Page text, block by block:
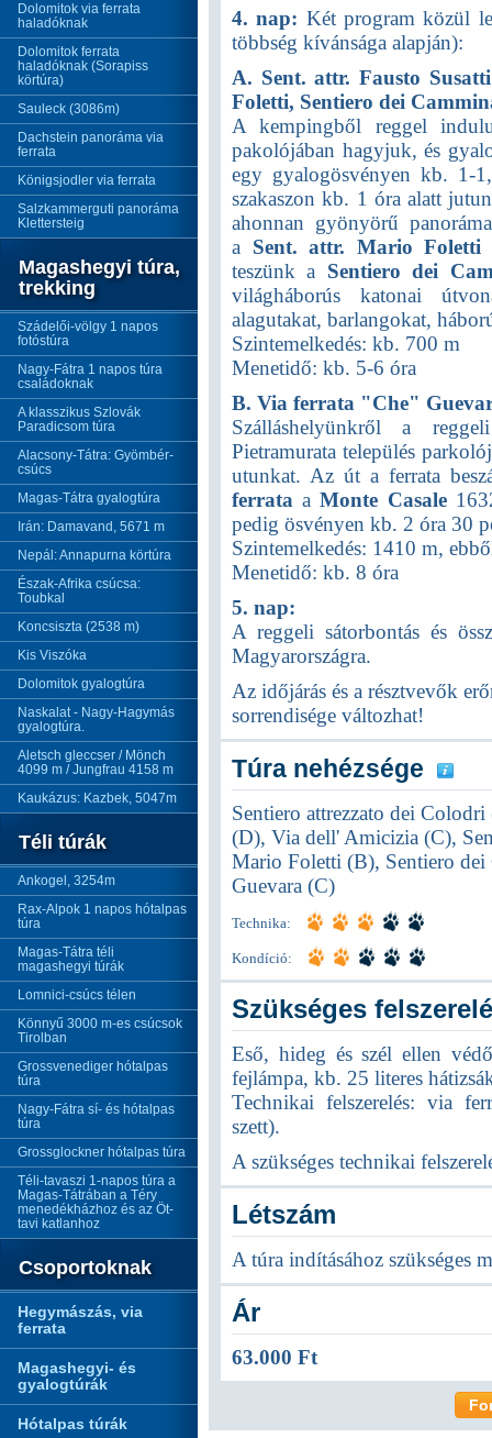
Dolomitok via ferrata
haladóknak
Dolomitok ferrata
haladóknak (Sorapiss
körtúra)
Sauleck (3086m)
Dachstein panoráma via
ferrata
Königsjodler via ferrata
Salzkammerguti panoráma
Klettersteig
Magashegyi túra,
trekking
Szádelői-völgy 1 napos
fotóstúra
Nagy-Fátra 1 napos túra
családoknak
A klasszikus Szlovák
Paradicsom túra
Alacsony-Tátra: Gyömbér-
csúcs
Magas-Tátra gyalogtúra
Irán: Damavand, 5671 m
Nepál: Annapurna körtúra
Észak-Afrika csúcsa:
Toubkal
Koncsiszta (2538 m)
Kis Viszóka
Dolomitok gyalogtúra
Naskalat - Nagy-Hagymás
gyalogtúra.
Aletsch gleccser / Mönch
4099 m / Jungfrau 4158 m
Kaukázus: Kazbek, 5047m
Téli túrák
Ankogel, 3254m
Rax-Alpok 1 napos hótalpas
túra
Magas-Tátra téli
magashegyi túrák
Lomnici-csúcs télen
Könnyű 3000 m-es csúcsok
Tirolban
Grossvenediger hótalpas
túra
Nagy-Fátra sí- és hótalpas
túra
Grossglockner hótalpas túra
Téli-tavaszi 1-napos túra a
Magas-Tátrában a Téry
menedékházhoz és az Öt-
tavi katlanhoz
Csoportoknak
Hegymászás, via
ferrata
Magashegyi- és
gyalogtúrák
Hótalpas túrák
4. nap: Két program közül
többség kívánsága alapján):
A. Sent. attr. Fausto
Foletti, Sentiero dei
A kempingből reggel
pakolójában hagyjuk, és
egy gyalogösvényen kb. 1-
szakaszon kb. 1 óra alatt
ahonnan gyönyörű
a Sent. attr. Mario Foletti
teszünk a Sentiero dei
világháborús katonai
alagutakat, barlangokat,
Szintemelkedés: kb. 700 m
Menetidő: kb. 5-6 óra
B. Via ferrata "Che"
Szálláshelyünkről a
Pietramurata település
utunkat. Az út a ferrata
ferrata aMonte Casale
pedig ösvényen kb. 2 óra 30
Szintemelkedés: 1410 m,
Menetidő: kb. 8 óra
5. nap:
A reggeli sátorbontás és
Magyarországra.
Az időjárás és a résztvevők
sorrendisége változhat!
Túra nehézsége
Sentiero attrezzato dei
(D), Via dell' Amicizia (C),
Mario Foletti (B), Sentiero
Guevara (C)
Technika:
Kondíció:
Szükséges
Eső, hideg és szél ellen
fejlámpa, kb. 25 literes
Technikai felszerelés: via
szett).
A szükséges technikai
Létszám
A túra indításához szükséges
Ár
63.000 Ft